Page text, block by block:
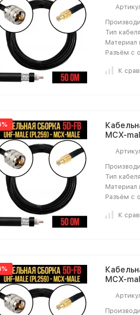
Тип
Материал
Разъём с
К
MCX-
Тип
Материал
Разъём с
К
MCX-